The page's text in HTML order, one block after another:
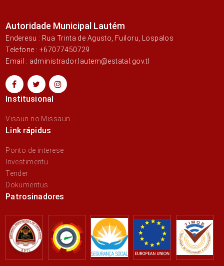
Autoridade Municipal Lautém
Enderesu : Rua Trinta de Agusto, Fuiloru, Lospalos
Telefone : +67077450729
Email : administrador.lautem@estatal.gov.tl
Institusional
Visaun no Missaun
Link rápidus
Ponto de interese
Investimentu
Tender
Dokumentus
Patrosinadores